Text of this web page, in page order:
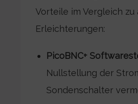
Vorteile im Vergleich
Erleichterungen:
PicoBNC+
Nullstellung der
Sondenschalter